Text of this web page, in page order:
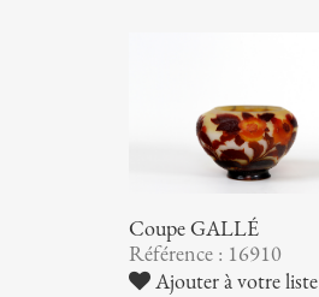
Coupe GALLÉ
Référence : 16910
Ajouter à votre liste